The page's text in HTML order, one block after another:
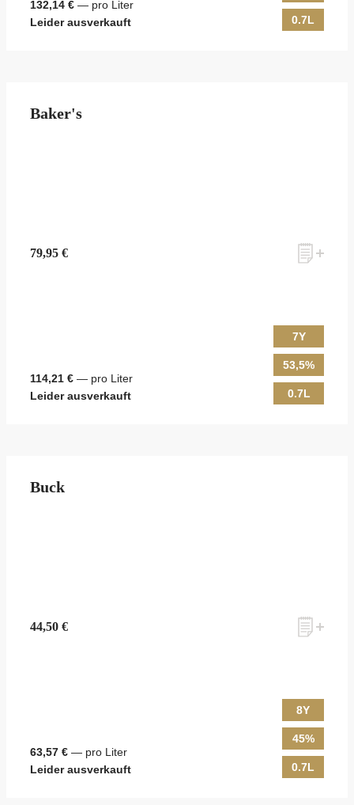
132,14 € — pro Liter
Leider ausverkauft
0.7L
Baker's
79,95 €
114,21 € — pro Liter
Leider ausverkauft
7Y
53,5%
0.7L
Buck
44,50 €
63,57 € — pro Liter
Leider ausverkauft
8Y
45%
0.7L